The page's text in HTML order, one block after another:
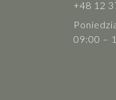
+48 12
09:00 –